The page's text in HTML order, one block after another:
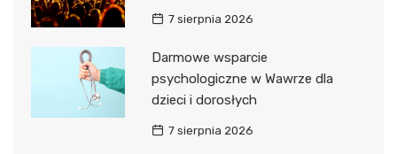
7 sierpnia 2026
Darmowe wsparcie
psychologiczne w Wawrze dla
dzieci i dorosłych
7 sierpnia 2026